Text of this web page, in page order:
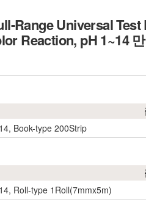
Range Universal
Reaction, pH 1~14
Book-type 200Strip
Roll-type 1Roll(7mmx5m)